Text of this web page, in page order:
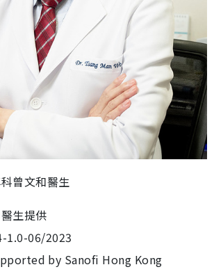
曾文和醫生
生提供
1.0-06/2023
by Sanofi Hong Kong